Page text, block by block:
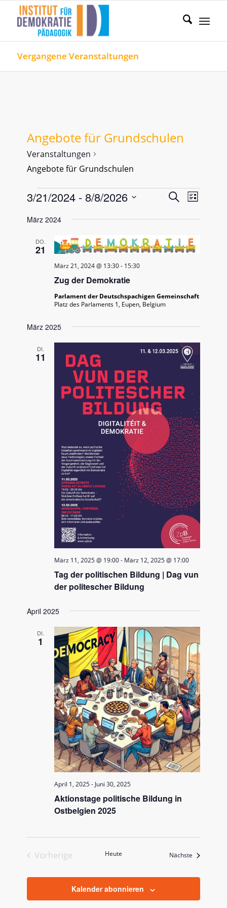
Vergangene Veranstaltungen
Angebote für Grundschulen
Veranstaltungen
Angebote für Grundschulen
Veranstaltungen
und
SucheListe
3/21/2024 - 8/8/2026
wählen.
März 2024
DO.
21
Zug der Demokratie
März 21, 2024 @ 13:30- 15:30
Parlament der Deutschspachigen Gemeinschaft
Platz des Parlaments 1, Eupen, Belgium
März 2025
DI.
11
Tag der politischen Bildung | Dag vun
der politescher Bildung
März 11, 2025 @ 19:00- März 12, 2025 @ 17:00
April 2025
DI.
1
Aktionstage politische Bildung in
Ostbelgien 2025
April 1, 2025- Juni 30, 2025
Vorherige
Heute Nächste
Kalender abonnieren